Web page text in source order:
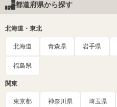
都道府県から探す
北海道・東北
北海道 青森県 岩手県
福島県
関東
東京都 神奈川県 埼玉県